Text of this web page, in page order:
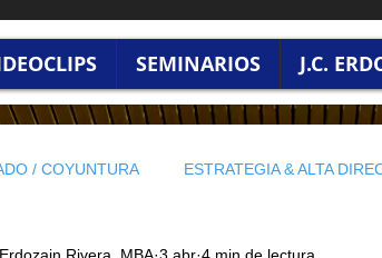
SEMINARIOS J.C.
/ COYUNTURA ESTRATEGIA & ALTA
Rivera, MBA 3 abr 4 min de lectura